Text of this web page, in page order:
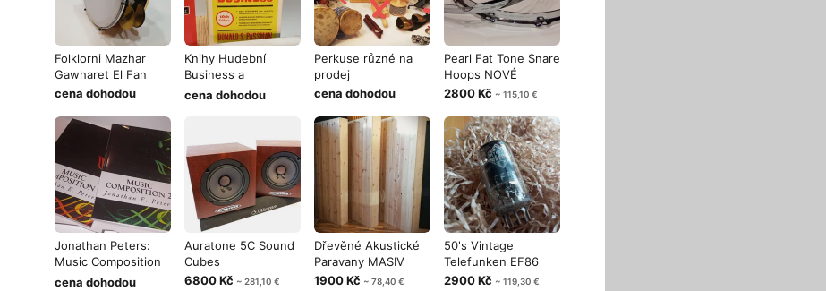
Folklorni Mazhar
Gawharet El Fan
cena dohodou
Knihy Hudební
Business a
Management AJ
cena dohodou
Perkuse různé na
prodej
cena dohodou
Pearl Fat Tone Snare
Hoops NOVÉ
2800 Kč ~ 115,10 €
Jonathan Peters:
Music Composition
1, 2
cena dohodou
Auratone 5C Sound
Cubes
6800 Kč ~ 281,10 €
Dřevěné Akustické
Paravany MASIV
1900 Kč ~ 78,40 €
50's Vintage
Telefunken EF86
2900 Kč ~ 119,30 €